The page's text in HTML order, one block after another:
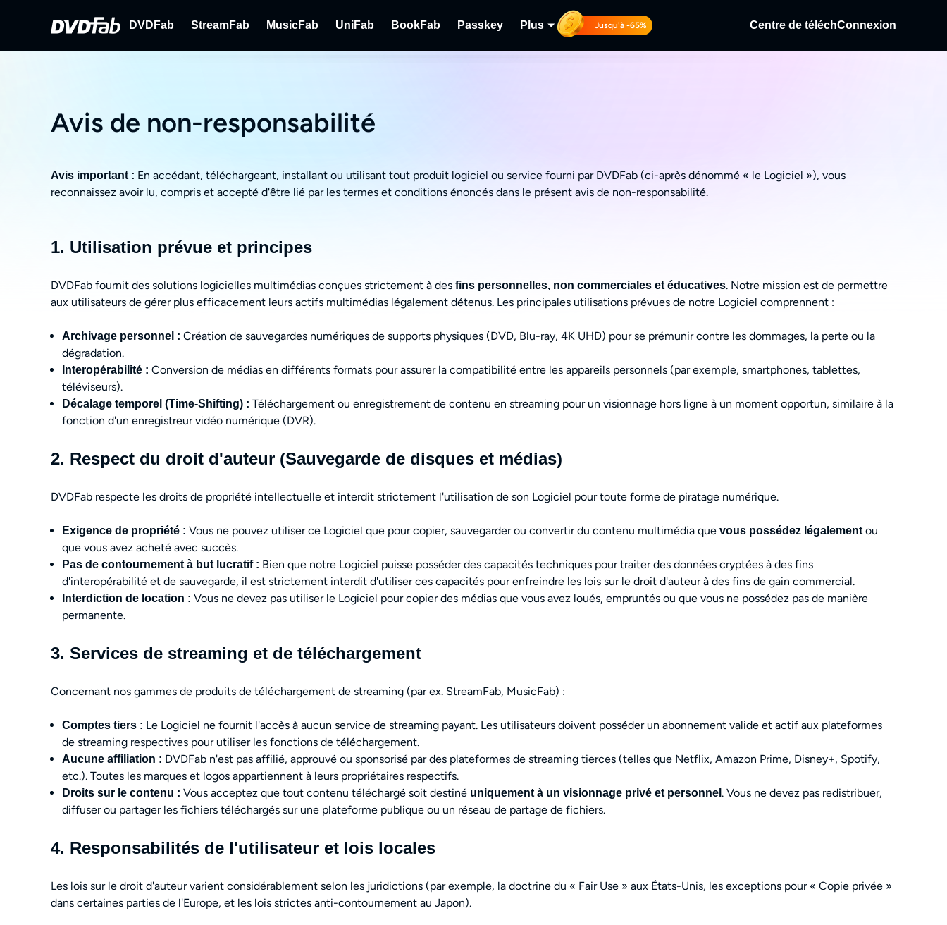
DVDFab StreamFab MusicFab UniFab BookFab Passkey Plus Jusqu'à -65% Centre de téléchConnexion
Avis de non-responsabilité
Avis important : En accédant, téléchargeant, installant ou utilisant tout produit logiciel ou service fourni par DVDFab (ci-après dénommé « le Logiciel »), vous
reconnaissez avoir lu, compris et accepté d'être lié par les termes et conditions énoncés dans le présent avis de non-responsabilité.
1. Utilisation prévue et principes
DVDFab fournit des solutions logicielles multimédias conçues strictement à des fins personnelles, non commerciales et éducatives. Notre mission est de permettre
aux utilisateurs de gérer plus efficacement leurs actifs multimédias légalement détenus. Les principales utilisations prévues de notre Logiciel comprennent :
Archivage personnel : Création de sauvegardes numériques de supports physiques (DVD, Blu-ray, 4K UHD) pour se prémunir contre les dommages, la perte ou la
dégradation.
Interopérabilité : Conversion de médias en différents formats pour assurer la compatibilité entre les appareils personnels (par exemple, smartphones, tablettes,
téléviseurs).
Décalage temporel (Time-Shifting) : Téléchargement ou enregistrement de contenu en streaming pour un visionnage hors ligne à un moment opportun, similaire à la
fonction d'un enregistreur vidéo numérique (DVR).
2. Respect du droit d'auteur (Sauvegarde de disques et médias)
DVDFab respecte les droits de propriété intellectuelle et interdit strictement l'utilisation de son Logiciel pour toute forme de piratage numérique.
Exigence de propriété : Vous ne pouvez utiliser ce Logiciel que pour copier, sauvegarder ou convertir du contenu multimédia que vous possédez légalementou
que vous avez acheté avec succès.
Pas de contournement à but lucratif : Bien que notre Logiciel puisse posséder des capacités techniques pour traiter des données cryptées à des fins
d'interopérabilité et de sauvegarde, il est strictement interdit d'utiliser ces capacités pour enfreindre les lois sur le droit d'auteur à des fins de gain commercial.
Interdiction de location : Vous ne devez pas utiliser le Logiciel pour copier des médias que vous avez loués, empruntés ou que vous ne possédez pas de manière
permanente.
3. Services de streaming et de téléchargement
Concernant nos gammes de produits de téléchargement de streaming (par ex. StreamFab, MusicFab) :
Comptes tiers : Le Logiciel ne fournit l'accès à aucun service de streaming payant. Les utilisateurs doivent posséder un abonnement valide et actif aux plateformes
de streaming respectives pour utiliser les fonctions de téléchargement.
Aucune affiliation : DVDFab n'est pas affilié, approuvé ou sponsorisé par des plateformes de streaming tierces (telles que Netflix, Amazon Prime, Disney+, Spotify,
etc.). Toutes les marques et logos appartiennent à leurs propriétaires respectifs.
Droits sur le contenu : Vous acceptez que tout contenu téléchargé soit destiné uniquement à un visionnage privé et personnel . Vous ne devez pas redistribuer,
diffuser ou partager les fichiers téléchargés sur une plateforme publique ou un réseau de partage de fichiers.
4. Responsabilités de l'utilisateur et lois locales
Les lois sur le droit d'auteur varient considérablement selon les juridictions (par exemple, la doctrine du « Fair Use » aux États-Unis, les exceptions pour « Copie privée »
dans certaines parties de l'Europe, et les lois strictes anti-contournement au Japon).